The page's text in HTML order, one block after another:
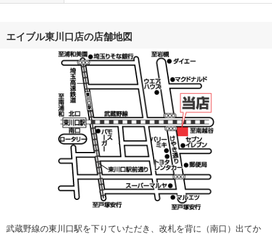
エイブル東川口店の店舗地図
武蔵野線の東川口駅を下りていただき、改札を背に（南口）出てか